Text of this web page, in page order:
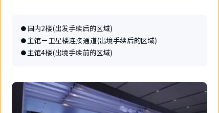
国内2楼(出发手续后的区域)
主馆－卫星楼连接通道(出境手续后的区域)
主馆4楼(出境手续前的区域)